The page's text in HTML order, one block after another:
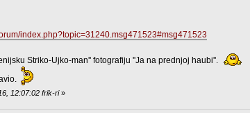
index.php?topic=31240.msg471523#msg471523
Striko-Ujko-man'' fotografiju ''Ja na prednjoj haubi''.
12:07:02 frik-ri»